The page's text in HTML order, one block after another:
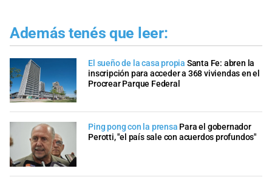
Además tenés que leer:
El sueño de la casa propia Santa Fe: abren la
inscripción para acceder a 368 viviendas en el
Procrear Parque Federal
Ping pong con la prensa Para el gobernador
Perotti, "el país sale con acuerdos profundos"